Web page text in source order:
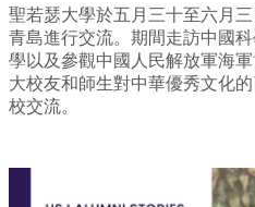
聖若瑟大學於五月三十至六月
青島進行交流。期間走訪中國
學以及參觀中國人民解放軍海
大校友和師生對中華優秀文化
校交流。